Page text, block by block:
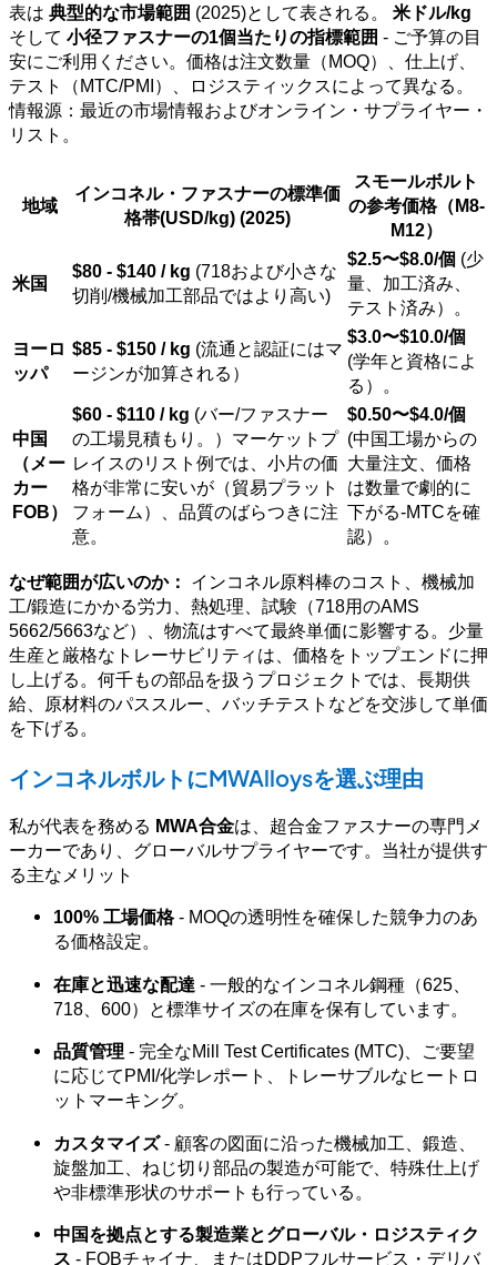
表は 典型的な市場範囲 (2025)として表される。 米ドル/kg
そして 小径ファスナーの1個当たりの指標範囲 - ご予算の目
安にご利用ください。価格は注文数量（MOQ）、仕上げ、
テスト（MTC/PMI）、ロジスティックスによって異なる。
情報源：最近の市場情報およびオンライン・サプライヤー・
リスト。
地域
インコネル・ファスナーの標準価
格帯(USD/kg) (2025)
スモールボルト
の参考価格（M8-
M12）
米国
$80 - $140 / kg (718および小さな
切削/機械加工部品ではより高い)
$2.5〜$8.0/個 (少
量、加工済み、
テスト済み）。
ヨーロ
ッパ
$85 - $150 / kg (流通と認証にはマ
ージンが加算される）
$3.0〜$10.0/個
(学年と資格によ
る）。
中国
（メー
カー
FOB）
$60 - $110 / kg (バー/ファスナー
の工場見積もり。）マーケットプ
レイスのリスト例では、小片の価
格が非常に安いが（貿易プラット
フォーム）、品質のばらつきに注
意。
$0.50〜$4.0/個
(中国工場からの
大量注文、価格
は数量で劇的に
下がる-MTCを確
認）。
なぜ範囲が広いのか：
インコネル原料棒のコスト、機械加
工/鍛造にかかる労力、熱処理、試験（718用のAMS
5662/5663など）、物流はすべて最終単価に影響する。少量
生産と厳格なトレーサビリティは、価格をトップエンドに押
し上げる。何千もの部品を扱うプロジェクトでは、長期供
給、原材料のパススルー、バッチテストなどを交渉して単価
を下げる。
インコネルボルトにMWAlloysを選ぶ理由
私が代表を務める MWA合金は、超合金ファスナーの専門メ
ーカーであり、グローバルサプライヤーです。当社が提供す
る主なメリット
100% 工場価格- MOQの透明性を確保した競争力のあ
る価格設定。
在庫と迅速な配達 - 一般的なインコネル鋼種（625、
718、600）と標準サイズの在庫を保有しています。
品質管理 - 完全なMill Test Certificates (MTC)、ご要望
に応じてPMI/化学レポート、トレーサブルなヒートロ
ットマーキング。
カスタマイズ- 顧客の図面に沿った機械加工、鍛造、
旋盤加工、ねじ切り部品の製造が可能で、特殊仕上げ
や非標準形状のサポートも行っている。
中国を拠点とする製造業とグローバル・ロジスティク
ス - FOBチャイナ、またはDDPフルサービス・デリバ